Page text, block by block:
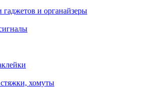
гаджетов и органайзеры
хомуты